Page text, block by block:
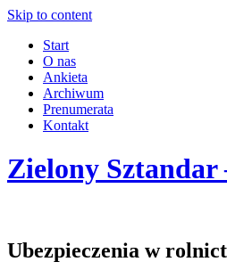
Skip to content
Start
O nas
Ankieta
Archiwum
Prenumerata
Kontakt
Zielony
Ubezpieczenia w